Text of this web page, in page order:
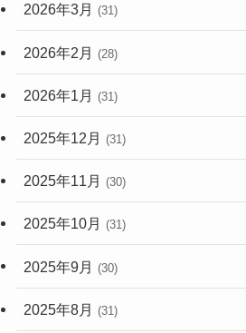
2026年3月 (31)
2026年2月 (28)
2026年1月 (31)
2025年12月 (31)
2025年11月 (30)
2025年10月 (31)
2025年9月 (30)
2025年8月 (31)